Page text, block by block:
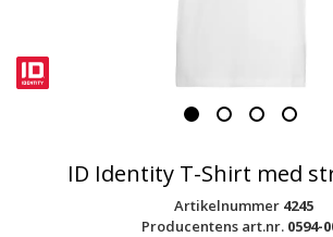
ID Identity T-Shirt med
Artikelnummer 4245
Producentens art.nr. 0594-